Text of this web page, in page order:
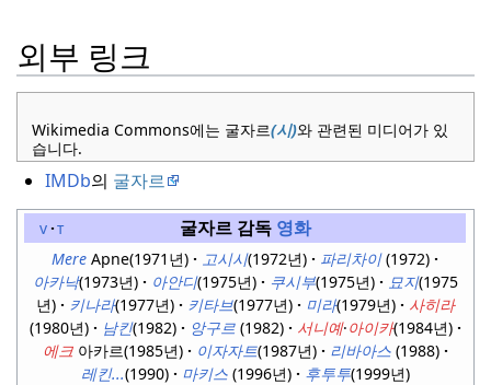
외부 링크
Wikimedia Commons에는 굴자르(시)와 관련된 미디어가 있
습니다.
IMDb의 굴자르
v t 굴자르감독 영화
Mere Apne(1971년) 고시시(1972년) 파리차이(1972)
아카낙(1973년) 아안디(1975년) 쿠시부(1975년) 묘지(1975
년)
키나라(1977년) 키타브(1977년) 미라(1979년)
사히라
(1980년)
남킨(1982) 앙구르(1982) 서니예·아이카(1984년)
에크아카르(1985년) 이자자트(1987년) 리바아스(1988)
레킨...(1990) 마키스(1996년) 후투투(1999년)